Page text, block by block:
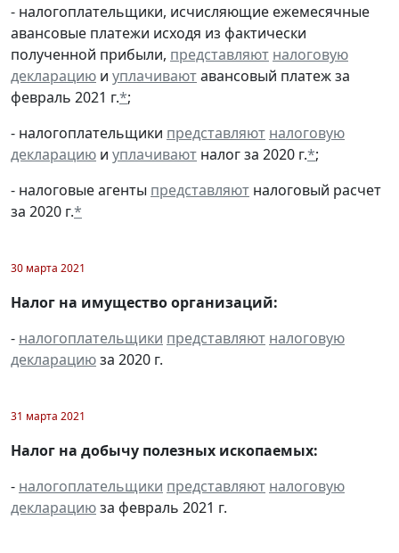
- налогоплательщики, исчисляющие ежемесячные
авансовые платежи исходя из фактически
полученной прибыли, представляют налоговую
декларацию и уплачиваютавансовый платеж за
февраль 2021 г.*;
- налогоплательщики представляют налоговую
декларацию и уплачивают налог за 2020 г.*;
- налоговые агенты представляют налоговый расчет
за 2020 г.*
30 марта 2021
Налог на имущество организаций:
- налогоплательщики представляют налоговую
декларациюза 2020 г.
31 марта 2021
Налог на добычу полезных ископаемых:
- налогоплательщики представляют налоговую
декларациюза февраль 2021 г.